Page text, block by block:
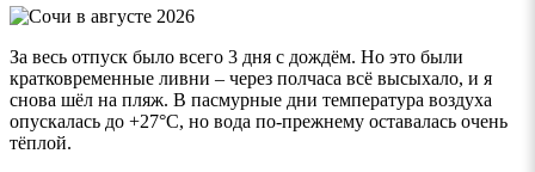
За весь отпуск было всего 3 дня с дождём. Но это были
кратковременные ливни – через полчаса всё высыхало, и я
снова шёл на пляж. В пасмурные дни температура воздуха
опускалась до +27°C, но вода по-прежнему оставалась очень
тёплой.